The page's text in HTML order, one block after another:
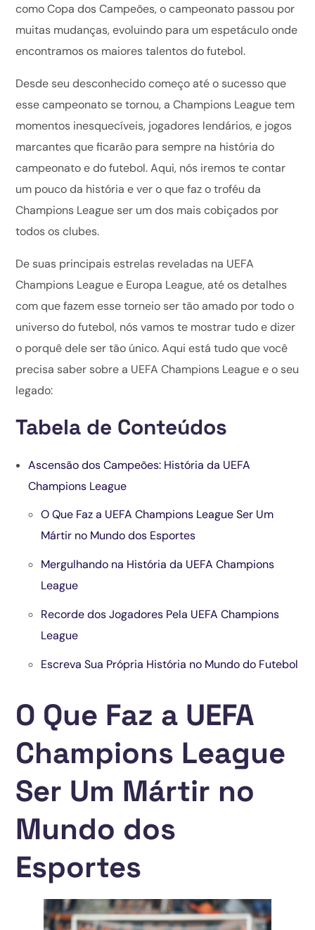
como Copa dos Campeões, o campeonato passou por
muitas mudanças, evoluindo para um espetáculo onde
encontramos os maiores talentos do futebol.
Desde seu desconhecido começo até o sucesso que
esse campeonato se tornou, a Champions League tem
momentos inesquecíveis, jogadores lendários, e jogos
marcantes que ficarão para sempre na história do
campeonato e do futebol. Aqui, nós iremos te contar
um pouco da história e ver o que faz o troféu da
Champions League ser um dos mais cobiçados por
todos os clubes.
De suas principais estrelas reveladas na UEFA
Champions League e Europa League, até os detalhes
com que fazem esse torneio ser tão amado por todo o
universo do futebol, nós vamos te mostrar tudo e dizer
o porquê dele ser tão único. Aqui está tudo que você
precisa saber sobre a UEFA Champions League e o seu
legado:
Tabela de Conteúdos
Ascensão dos Campeões: História da UEFA
Champions League
O Que Faz a UEFA Champions League Ser Um
Mártir no Mundo dos Esportes
Mergulhando na História da UEFA Champions
League
Recorde dos Jogadores Pela UEFA Champions
League
Escreva Sua Própria História no Mundo do Futebol
O Que Faz a UEFA
Champions League
Ser Um Mártir no
Mundo dos
Esportes